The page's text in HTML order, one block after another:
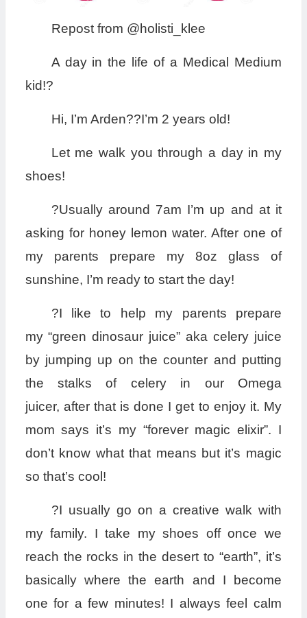
Repost from @holisti_klee
A day in the life of a Medical Medium
kid!?
Hi, I’m Arden??I’m 2 years old!
Let me walk you through a day in my
shoes!
?Usually around 7am I’m up and at it
asking for honey lemon water. After one of
my parents prepare my 8oz glass of
sunshine, I’m ready to start the day!
?I like to help my parents prepare
my “green dinosaur juice” aka celery juice
by jumping up on the counter and putting
the stalks of celery in our Omega
juicer, after that is done I get to enjoy it. My
mom says it’s my “forever magic elixir”. I
don’t know what that means but it’s magic
so that’s cool!
?I usually go on a creative walk with
my family. I take my shoes off once we
reach the rocks in the desert to “earth”, it’s
basically where the earth and I become
one for a few minutes! I always feel calm